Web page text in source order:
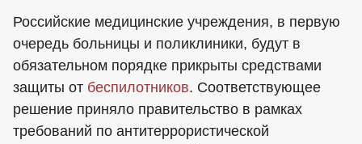
Российские медицинские учреждения, в первую
очередь больницы и поликлиники, будут в
обязательном порядке прикрыты средствами
защиты от беспилотников. Соответствующее
решение приняло правительство в рамках
требований по антитеррористической